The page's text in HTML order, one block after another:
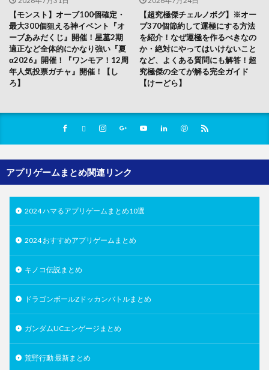
【モンスト】オーブ100個確定・
最大300個狙える神イベント『オ
ーブあみだくじ』開催！星墓2期
適正など全体的にかなり強い『夏
α2026』開催！『ワンモア！12周
年人気投票ガチャ』開催！【し
ろ】
【超究極傑チェルノボグ】※オー
ブ370個節約して運極にする方法
を紹介！なぜ運極を作るべきなの
か・絶対にやってはいけないこと
など、よくある質問にも解答！超
究極傑の全てが解る完全ガイド
【けーどら】
アプリゲームまとめ関連リンク
2024 ハマるアプリゲームまとめ10選
2024 おすすめアプリゲームまとめ
キノコ伝説まとめ
ドラゴンボールZドッカンバトルまとめ
ガンダムUCエンゲージまとめ
荒野行動 最新まとめ